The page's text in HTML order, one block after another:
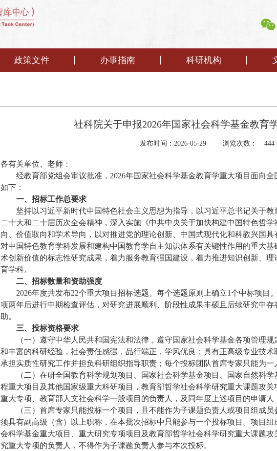
政策文件 办事指南 科研机构
社科院关于申报2026年国家社会科学基金教育
发布时间：2026-05-29 浏览次数： 444
各有关单位、老师：
经教育部党组会审议批准， 2026年国家社会科学基金教育学重大项目面向
如下 ：
一、招标工作总要求
坚持以习近平新时代中国特色社会主义思想为指导，以习近平总书记关于
二十大和二十届历次全会精神，深入实施《中共中央关于加快构建中国特色哲
向、价值取向和学术导向，以对推进党的理论创新、中国式现代化和科教兴国具
对中国特色教育学科发展和建构中国教育学自主知识体系有关键性作用的重大
术创新价值的标志性研究成果，着力服务教育强国建设，着力推进知识创新、
育学科。
二、招标数量和资助强度
2026年度共发布22个重大项目招标选题。每个选题原则上确立1个中标项目
项两年后进行中期检查评估，对研究进展顺利、阶段性成果丰硕且后续研究中
助。
三、投标资格要求
（一） 遵守中华人民共和国宪法和法律，遵守国家社会科学基金各项管理
和丰富的科研经验，社会责任感强，品行端正，学风优良；具有正高级专业技
承担实质性研究工作并担负科研组织指导职责；每个投标团队首席专家只能为一
（ 二 ） 在研全国教育科学规划项目、国家社会科学基金项目、国家自然科
程重大项目及其他国家级重大科研项目，教育部哲学社会科学研究重大课题攻
重大专项、教育部人文社会科学一般项目的负责人，及同年度上述项目的申请人
（三） 首席专家只能投标一个项目，且不能作为子课题负责人或项目组成
须具有副高级（含）以上职称，在本批次招标中只能参与一个投标项目。项目
会科学基金重大项目、重大研究专项项目及教育部哲学社会科学研究重大课题
究重大专项的负责人，不得作为子课题负责人参与本次投标。